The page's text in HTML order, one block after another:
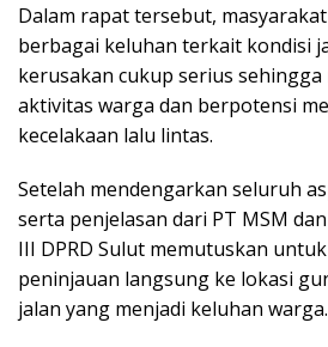
Dalam rapat tersebut,
berbagai keluhan terkait kondisi
kerusakan cukup serius
aktivitas warga dan berpotensi
kecelakaan lalu lintas.
Setelah mendengarkan seluruh
serta penjelasan dari PT MSM
III DPRD Sulut memutuskan
peninjauan langsung ke lokasi
jalan yang menjadi keluhan warga.